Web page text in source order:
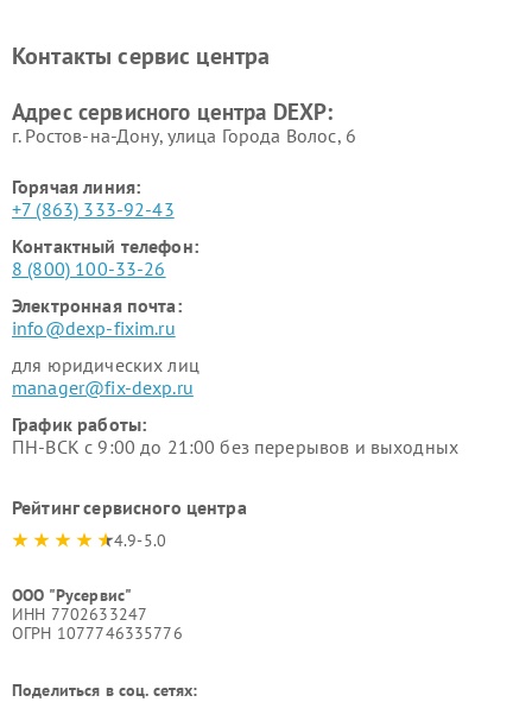
Ремонт серверов DEXP
Ремонт мини пк DEXP
Контакты сервис центра
Адрес сервисного центра DEXP:
г. Ростов-на-Дону, улица Города Волос, 6
Горячая линия:
+7 (863) 333-92-43
Контактный телефон:
8 (800) 100-33-26
Электронная почта:
info@dexp-fixim.ru
для юридических лиц
manager@fix-dexp.ru
График работы:
ПН-ВСК с 9:00 до 21:00 без перерывов и выходных
Рейтинг сервисного центра
4.9-5.0
ООО "Русервис"
ИНН 7702633247
ОГРН 1077746335776
Поделиться в соц. сетях: